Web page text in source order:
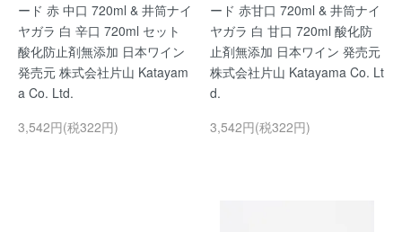
ード 赤 中口 720ml & 井筒ナイ
ヤガラ 白 辛口 720ml セット
酸化防止剤無添加 日本ワイン
発売元 株式会社片山 Katayam
a Co. Ltd.
3,542円(税322円)
ード 赤甘口 720ml & 井筒ナイ
ヤガラ 白 甘口 720ml 酸化防
止剤無添加 日本ワイン 発売元
株式会社片山 Katayama Co. Lt
d.
3,542円(税322円)